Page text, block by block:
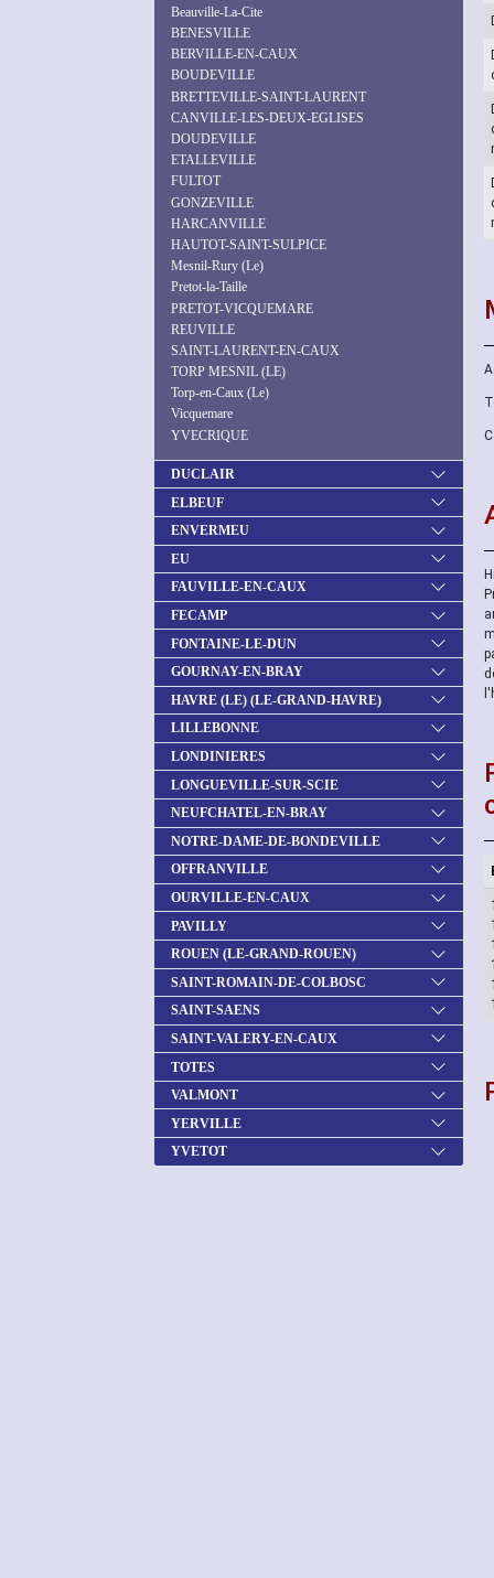
Beauville-La-Cite
BENESVILLE
BERVILLE-EN-CAUX
BOUDEVILLE
BRETTEVILLE-SAINT-LAURENT
CANVILLE-LES-DEUX-EGLISES
DOUDEVILLE
ETALLEVILLE
FULTOT
GONZEVILLE
HARCANVILLE
HAUTOT-SAINT-SULPICE
Mesnil-Rury (Le)
Pretot-la-Taille
PRETOT-VICQUEMARE
REUVILLE
SAINT-LAURENT-EN-CAUX
TORP MESNIL (LE)
Torp-en-Caux (Le)
Vicquemare
YVECRIQUE
DUCLAIR
ELBEUF
ENVERMEU
EU
FAUVILLE-EN-CAUX
FECAMP
FONTAINE-LE-DUN
GOURNAY-EN-BRAY
HAVRE (LE) (LE-GRAND-HAVRE)
LILLEBONNE
LONDINIERES
LONGUEVILLE-SUR-SCIE
NEUFCHATEL-EN-BRAY
NOTRE-DAME-DE-BONDEVILLE
OFFRANVILLE
OURVILLE-EN-CAUX
PAVILLY
ROUEN (LE-GRAND-ROUEN)
SAINT-ROMAIN-DE-COLBOSC
SAINT-SAENS
SAINT-VALERY-EN-CAUX
TOTES
VALMONT
YERVILLE
YVETOT